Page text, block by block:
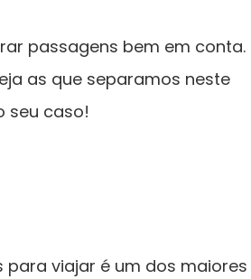
passagens bem em conta.
as que separamos neste
seu caso!
viajar é um dos maiores